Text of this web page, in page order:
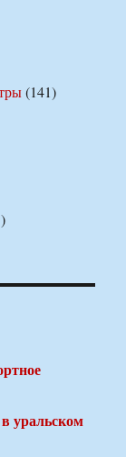
(141)
уральском